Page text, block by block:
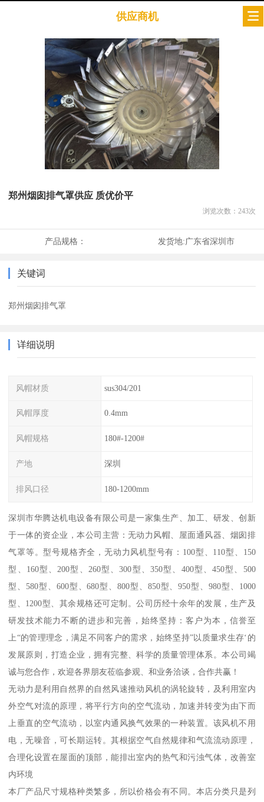
供应商机
郑州烟囱排气罩供应 质优价平
浏览次数： 243次
产品规格： 发货地:广东省深圳市
关键词
郑州烟囱排气罩
详细说明
风帽材质 sus304/201
风帽厚度 0.4mm
风帽规格 180#-1200#
产地 深圳
排风口径 180-1200mm
深圳市华腾达机电设备有限公司是一家集生产、加工、研发、创新
于一体的资企业，本公司主营：无动力风帽、屋面通风器、烟囱排
气罩等。型号规格齐全，无动力风机型号有：100型、110型、150
型、160型、200型、260型、300型、350型、400型、450型、500
型、580型、600型、680型、800型、850型、950型、980型、1000
型、1200型、其余规格还可定制。公司历经十余年的发展，生产及
研发技术能力不断的进步和完善，始终坚持：客户为本，信誉至
上“的管理理念，满足不同客户的需求，始终坚持”以质量求生存‘的
发展原则，打造企业，拥有完整、科学的质量管理体系。本公司竭
诚与您合作，欢迎各界朋友莅临参观、和业务洽谈，合作共赢！
无动力是利用自然界的自然风速推动风机的涡轮旋转，及利用室内
外空气对流的原理，将平行方向的空气流动，加速并转变为由下而
上垂直的空气流动，以室内通风换气效果的一种装置。该风机不用
电，无噪音，可长期运转。其根据空气自然规律和气流流动原理，
合理化设置在屋面的顶部，能排出室内的热气和污浊气体，改善室
内环境
本厂产品尺寸规格种类繁多，所以价格会有不同。本店分类只是列